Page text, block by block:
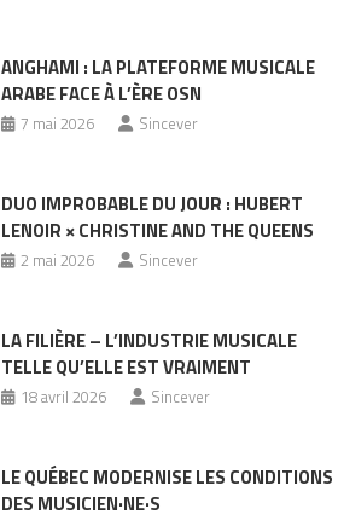
ANGHAMI : LA PLATEFORME MUSICALE
ARABE FACE À L’ÈRE OSN
7 mai 2026 Sincever
DUO IMPROBABLE DU JOUR : HUBERT
LENOIR × CHRISTINE AND THE QUEENS
2 mai 2026 Sincever
LA FILIÈRE – L’INDUSTRIE MUSICALE
TELLE QU’ELLE EST VRAIMENT
18 avril 2026 Sincever
LE QUÉBEC MODERNISE LES CONDITIONS
DES MUSICIEN·NE·S